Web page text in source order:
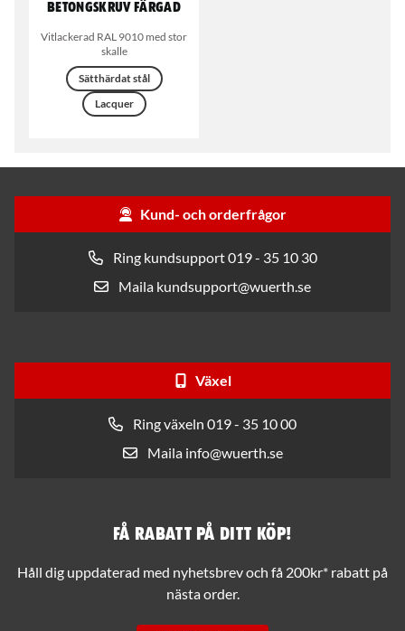
Betongskruv färgad
Vitlackerad RAL 9010 med stor
skalle
Sätthärdat stål
Lacquer
Kund- och orderfrågor
Ring kundsupport 019 - 35 10 30
Maila kundsupport@wuerth.se
Växel
Ring växeln 019 - 35 10 00
Maila info@wuerth.se
Få rabatt på ditt köp!
Håll dig uppdaterad med nyhetsbrev och få 200kr* rabatt på
nästa order.